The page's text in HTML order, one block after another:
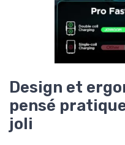
Design et
pensé
joli